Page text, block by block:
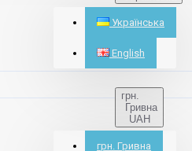
Українська
English
грн.
Гривна
UAH
грн. Гривна